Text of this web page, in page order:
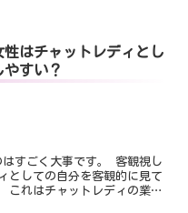
性はチャットレディとし
やすい？
く大事です。 客観視し
としての自分を客観的に見て